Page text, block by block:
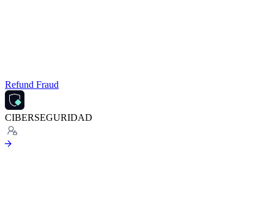
Refund Fraud
CIBERSEGURIDAD